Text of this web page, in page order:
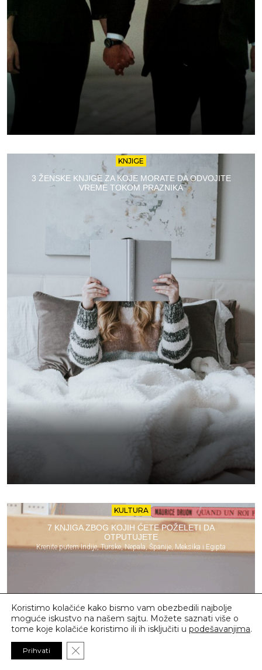
KNJIGE
3 ŽENSKE KNJIGE ZA KOJE MORATE DA ODVOJITE
VREME TOKOM PRAZNIKA
KULTURA
7 KNJIGA ZBOG KOJIH ĆETE POŽELETI DA
OTPUTUJETE
Krenite putem Indije, Turske, Nepala, Španije, Meksika i Egipta
Koristimo kolačiće kako bismo vam obezbedili najbolje
moguće iskustvo na našem sajtu. Možete saznati više o
tome koje kolačiće koristimo ili ih isključiti u podešavanjima.
Prihvati Close GDPR Cookie Banner